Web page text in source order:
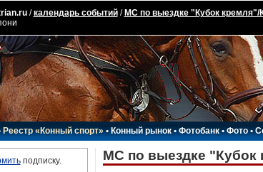
/календарь событий/ МС по выездке "Кубок кремля"/
Реестр «Конный спорт»•Конный рынок•Фотобанк •Фото•
подписку.
МС по выездке "Кубок